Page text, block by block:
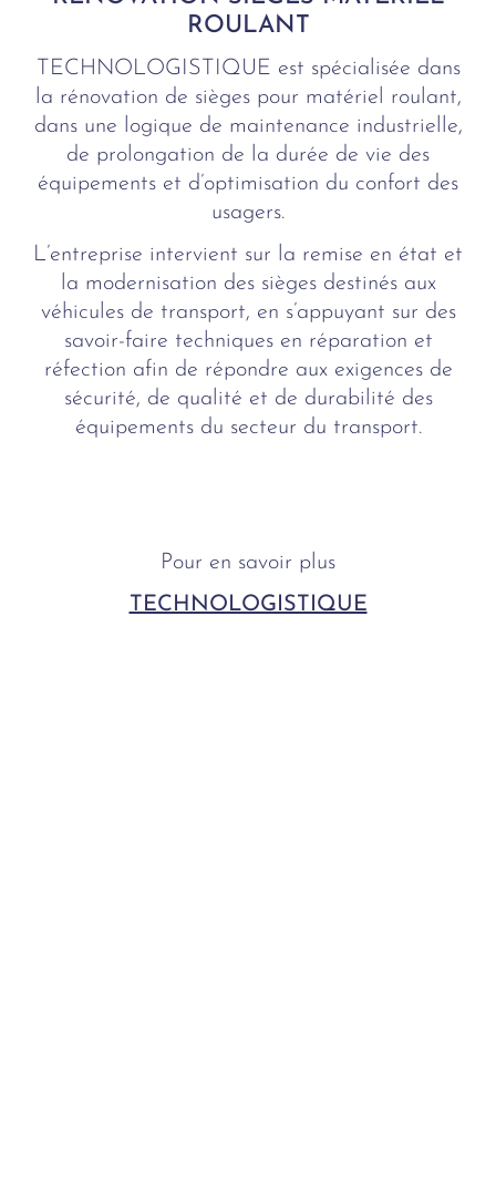
ROULANT
TECHNOLOGISTIQUE est spécialisée dans
la rénovation de sièges pour matériel roulant,
dans une logique de maintenance industrielle,
de prolongation de la durée de vie des
équipements et d’optimisation du confort des
usagers.
L’entreprise intervient sur la remise en état et
la modernisation des sièges destinés aux
véhicules de transport, en s’appuyant sur des
savoir-faire techniques en réparation et
réfection afin de répondre aux exigences de
sécurité, de qualité et de durabilité des
équipements du secteur du transport.
Pour en savoir plus
TECHNOLOGISTIQUE